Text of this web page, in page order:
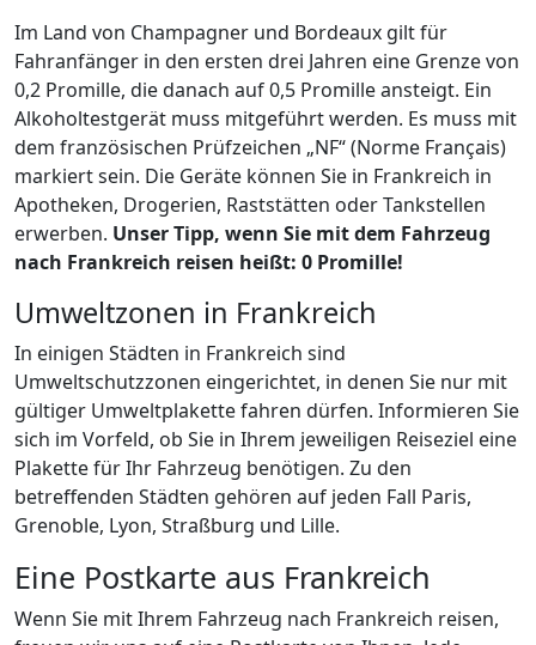
Im Land von Champagner und Bordeaux gilt für
Fahranfänger in den ersten drei Jahren eine Grenze von
0,2 Promille, die danach auf 0,5 Promille ansteigt. Ein
Alkoholtestgerät muss mitgeführt werden. Es muss mit
dem französischen Prüfzeichen „NF“ (Norme Français)
markiert sein. Die Geräte können Sie in Frankreich in
Apotheken, Drogerien, Raststätten oder Tankstellen
erwerben. Unser Tipp, wenn Sie mit dem Fahrzeug
nach Frankreich reisen heißt: 0 Promille!
Umweltzonen in Frankreich
In einigen Städten in Frankreich sind
Umweltschutzzonen eingerichtet, in denen Sie nur mit
gültiger Umweltplakette fahren dürfen. Informieren Sie
sich im Vorfeld, ob Sie in Ihrem jeweiligen Reiseziel eine
Plakette für Ihr Fahrzeug benötigen. Zu den
betreffenden Städten gehören auf jeden Fall Paris,
Grenoble, Lyon, Straßburg und Lille.
Eine Postkarte aus Frankreich
Wenn Sie mit Ihrem Fahrzeug nach Frankreich reisen,